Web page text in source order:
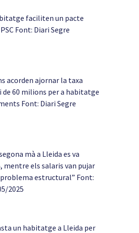
faciliten un pacte
Font: Diari Segre
acorden ajornar la taxa
de 60 milions per a habitatge
Font: Diari Segre
mà a Lleida es va
mentre els salaris van pujar
problema estructural” Font:
2025
un habitatge a Lleida per